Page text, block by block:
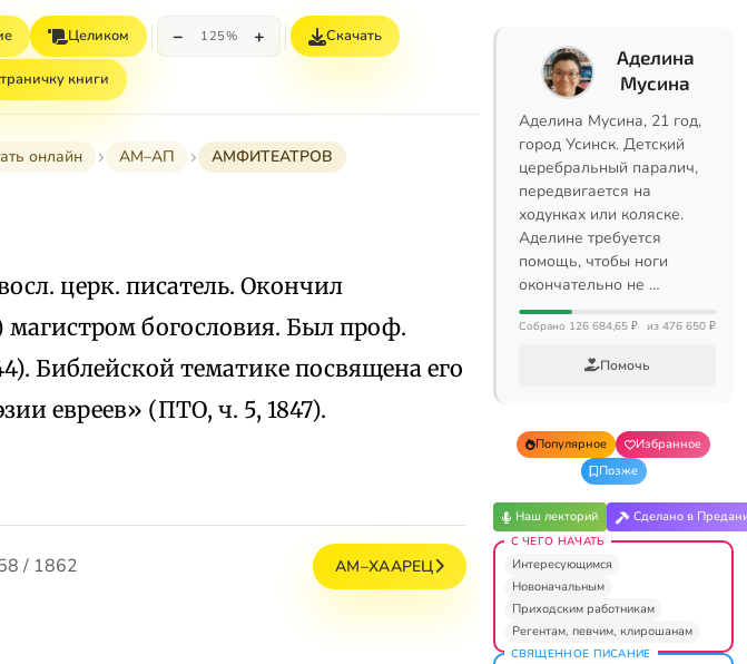
Целиком − 125% + Скачать
книги
онлайн АМ–АП АМФИТЕАТРОВ
церк. писатель. Окончил
магистром богословия. Был проф.
Библейской тематике посвящена его
евреев» (ПТО, ч. 5, 1847).
/ 1862 АМ–ХААРЕЦ
Аделина
Мусина
Аделина Мусина, 21 год,
город Усинск. Детский
церебральный паралич,
передвигается на
ходунках или коляске.
Аделине требуется
помощь, чтобы ноги
окончательно не …
Собрано 126 684,65 ₽ из 476 650 ₽
Помочь
Популярное
Избранное
Позже
Наш лекторий Сделано в
С ЧЕГО НАЧАТЬ
Интересующимся
Новоначальным
Приходским работникам
Регентам, певчим, клирошанам
СВЯЩЕННОЕ ПИСАНИЕ